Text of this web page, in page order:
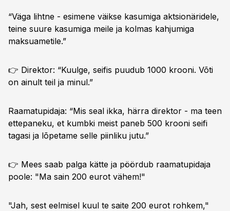
“Väga lihtne - esimene väikse kasumiga aktsionäridele,
teine suure kasumiga meile ja kolmas kahjumiga
maksuametile.”
👉 Direktor: “Kuulge, seifis puudub 1000 krooni. Võti
on ainult teil ja minul.”
Raamatupidaja: “Mis seal ikka, härra direktor - ma teen
ettepaneku, et kumbki meist paneb 500 krooni seifi
tagasi ja lõpetame selle piinliku jutu.”
👉 Mees saab palga kätte ja pöördub raamatupidaja
poole: "Ma sain 200 eurot vähem!"
"Jah, sest eelmisel kuul te saite 200 eurot rohkem,"